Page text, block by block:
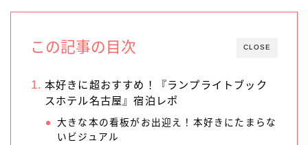
CLOSE
この記事の目次
本好きに超おすすめ！『ランプライトブック
スホテル名古屋』宿泊レポ
大きな本の看板がお出迎え！本好きにたまらな
いビジュアル